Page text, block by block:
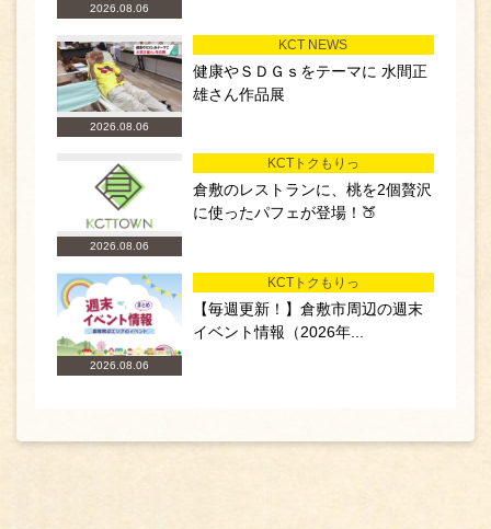
2026.08.06
2026.08.06
KCT NEWS
健康やＳＤＧｓをテーマに 水間正
雄さん作品展
2026.08.06
KCTトクもりっ
倉敷のレストランに、桃を2個贅沢
に使ったパフェが登場！🍑
2026.08.06
KCTトクもりっ
【毎週更新！】倉敷市周辺の週末
イベント情報（2026年...